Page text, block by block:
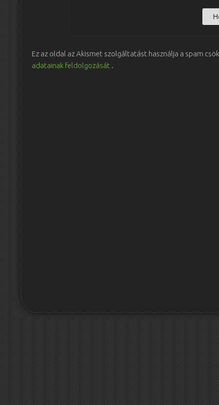
Ez az oldal az Akismet szolgáltatást használja a spam
adatainak feldolgozását .